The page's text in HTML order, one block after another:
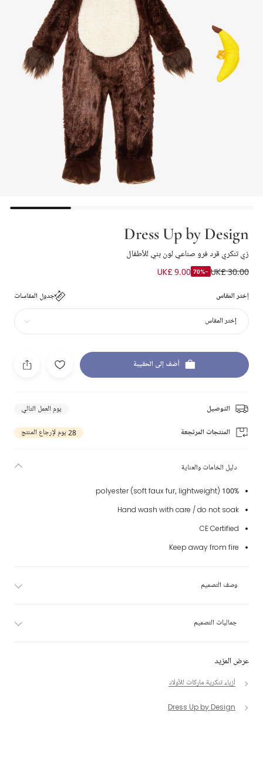
Dress Up by Design
زي تنكري قرد فرو صناعي لون بني للأطفال
UK£ 30.00
-70%
UK£ 9.00
إختر المقاس جدول المقاسات
إختر المقاس
أضف إلى الحقيبة
التوصيل يوم العمل التالي
المنتجات المرتجعة 28 يوم لإرجاع المنتج
عرض المزيد
أزياء تنكرية ماركات للأولاد
Dress Up by Design
دليل الخامات والعناية
100% polyester (soft faux fur, lightweight)
Hand wash with care / do not soak
CE Certified
Keep away from fire
وصف التصميم
جماليات التصميم